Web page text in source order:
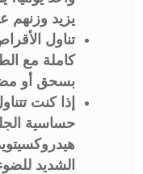
يزيد وزنهم عن 31
تناول
كاملة مع
بسحق أو
إذا كنت
حساسية
الشديد